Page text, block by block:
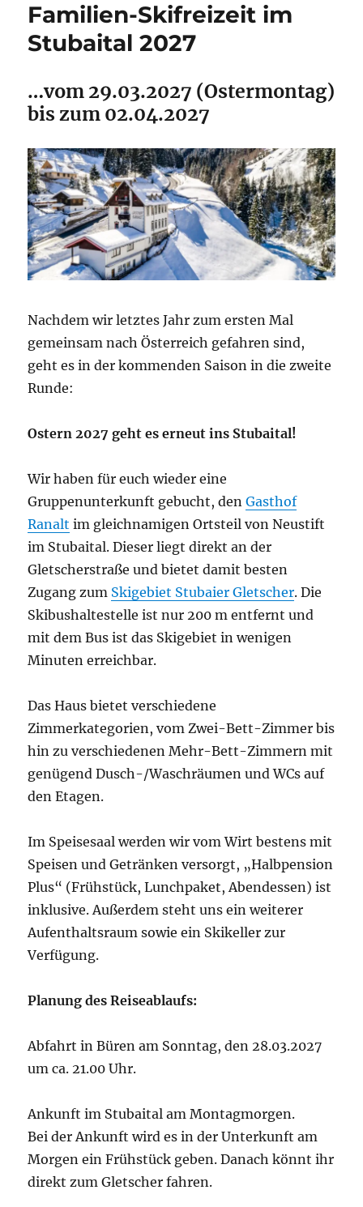
Familien-Skifreizeit im
Stubaital 2027
…vom 29.03.2027 (Ostermontag)
bis zum 02.04.2027
Nachdem wir letztes Jahr zum ersten Mal
gemeinsam nach Österreich gefahren sind,
geht es in der kommenden Saison in die zweite
Runde:
Ostern 2027 geht es erneut ins Stubaital!
Wir haben für euch wieder eine
Gruppenunterkunft gebucht, denGasthof
Ranalt im gleichnamigen Ortsteil von Neustift
im Stubaital. Dieser liegt direkt an der
Gletscherstraße und bietet damit besten
Zugang zum Skigebiet Stubaier Gletscher. Die
Skibushaltestelle ist nur 200 m entfernt und
mit dem Bus ist das Skigebiet in wenigen
Minuten erreichbar.
Das Haus bietet verschiedene
Zimmerkategorien, vom Zwei-Bett-Zimmer bis
hin zu verschiedenen Mehr-Bett-Zimmern mit
genügend Dusch-/Waschräumen und WCs auf
den Etagen.
Im Speisesaal werden wir vom Wirt bestens mit
Speisen und Getränken versorgt, „Halbpension
Plus“ (Frühstück, Lunchpaket, Abendessen) ist
inklusive. Außerdem steht uns ein weiterer
Aufenthaltsraum sowie ein Skikeller zur
Verfügung.
Planung des Reiseablaufs:
Abfahrt in Büren am Sonntag, den 28.03.2027
um ca. 21.00 Uhr.
Ankunft im Stubaital am Montagmorgen.
Bei der Ankunft wird es in der Unterkunft am
Morgen ein Frühstück geben. Danach könnt ihr
direkt zum Gletscher fahren.